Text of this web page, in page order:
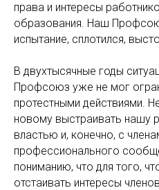
права и интересы
образования. Наш
испытание, сплотился,
В двухтысячные годы
Профсоюз уже не мог
протестными действиями.
новому выстраивать нашу
властью и, конечно, с
профессионального
пониманию, что для того,
отстаивать интересы